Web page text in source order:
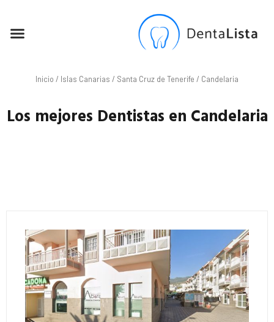
Inicio / Islas Canarias / Santa Cruz de Tenerife / Candelaria
Los mejores Dentistas en Candelaria